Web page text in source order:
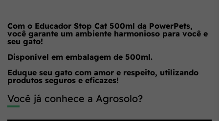
Com o Educador Stop Cat 500ml da PowerPets,
você garante um ambiente harmonioso para você e
seu gato!
Disponível em embalagem de 500ml.
Eduque seu gato com amor e respeito, utilizando
produtos seguros e eficazes!
Você já conhece a Agrosolo?